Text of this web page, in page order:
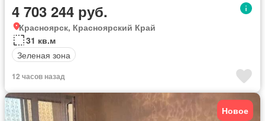
4 703 244 руб.
Красноярск, Красноярский Край
31 кв.м
Зеленая зона
12 часов назад
Новое